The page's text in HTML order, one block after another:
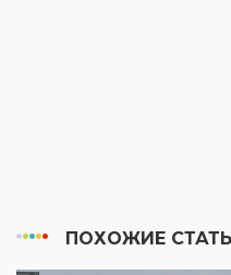
ПОХОЖИЕ